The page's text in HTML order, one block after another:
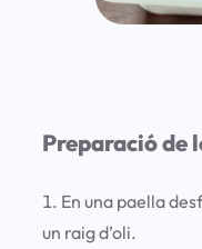
Preparació de
En una paella
un raig d’oli.